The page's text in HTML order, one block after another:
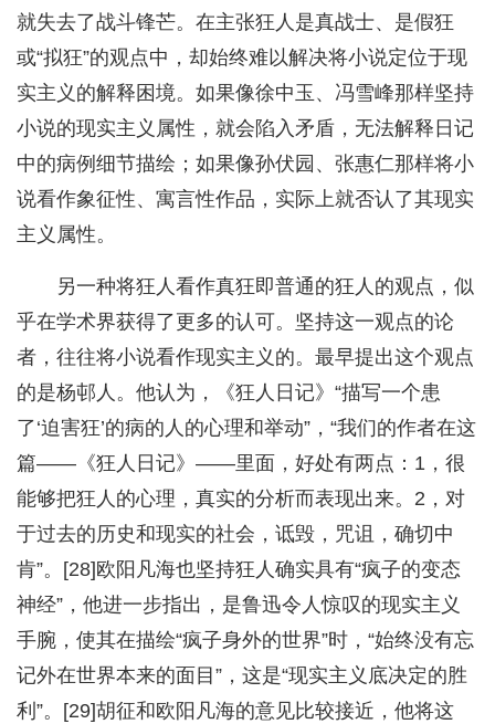
就失去了战斗锋芒。在主张狂人是真战士、是假狂
或“拟狂”的观点中，却始终难以解决将小说定位于现
实主义的解释困境。如果像徐中玉、冯雪峰那样坚持
小说的现实主义属性，就会陷入矛盾，无法解释日记
中的病例细节描绘；如果像孙伏园、张惠仁那样将小
说看作象征性、寓言性作品，实际上就否认了其现实
主义属性。
另一种将狂人看作真狂即普通的狂人的观点，似
乎在学术界获得了更多的认可。坚持这一观点的论
者，往往将小说看作现实主义的。最早提出这个观点
的是杨邨人。他认为，《狂人日记》“描写一个患
了‘迫害狂’的病的人的心理和举动”，“我们的作者在这
篇——《狂人日记》——里面，好处有两点：1，很
能够把狂人的心理，真实的分析而表现出来。2，对
于过去的历史和现实的社会，诋毁，咒诅，确切中
肯”。[28]欧阳凡海也坚持狂人确实具有“疯子的变态
神经”，他进一步指出，是鲁迅令人惊叹的现实主义
手腕，使其在描绘“疯子身外的世界”时，“始终没有忘
记外在世界本来的面目”，这是“现实主义底决定的胜
利”。[29]胡征和欧阳凡海的意见比较接近，他将这